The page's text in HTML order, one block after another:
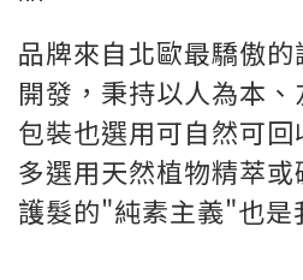
品牌來自北歐最驕傲
開發，秉持以人為本、
包裝也選用可自然可
多選用天然植物精萃或
護髮的"純素主義"也是